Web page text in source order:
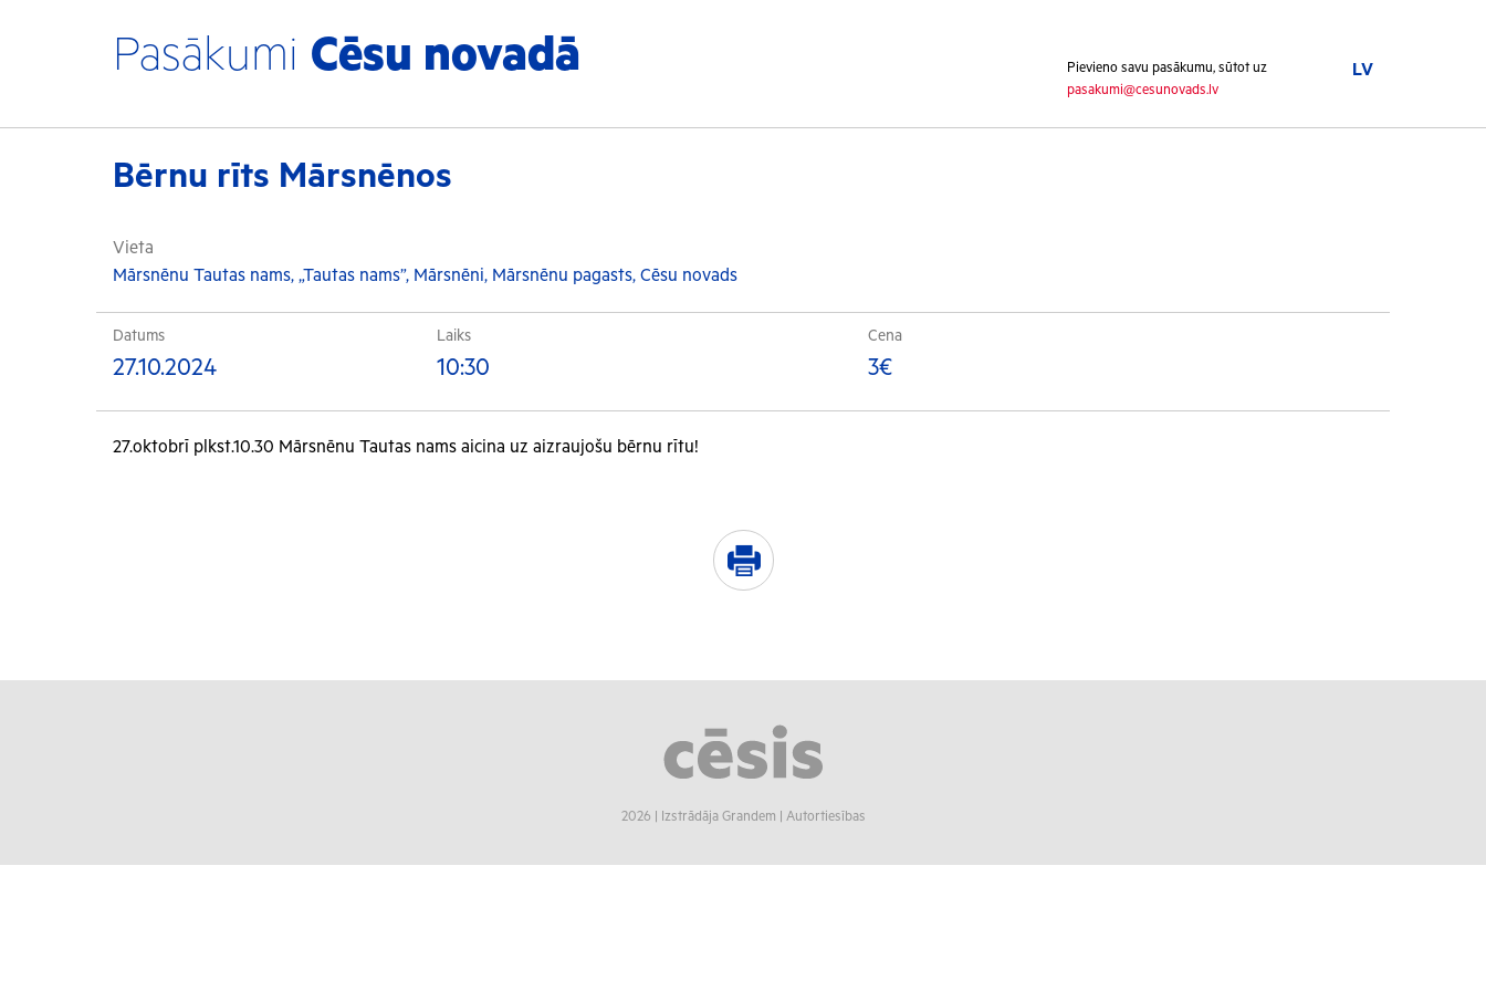
Pasākumi Cēsu novadā LV
Pievieno savu pasākumu, sūtot uz
pasakumi@cesunovads.lv
Bērnu rīts Mārsnēnos
Vieta
Mārsnēnu Tautas nams, „Tautas nams”, Mārsnēni, Mārsnēnu pagasts, Cēsu novads
Datums
27.10.2024
Laiks
10:30
Cena
3€
27.oktobrī plkst.10.30 Mārsnēnu Tautas nams aicina uz aizraujošu bērnu rītu!
2026 | Izstrādāja Grandem Autortiesības